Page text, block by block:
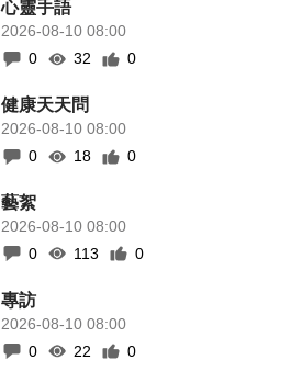
心靈手語
2026-08-10 08:00
0
32 0
健康天天問
2026-08-10 08:00
0
18 0
藝絮
2026-08-10 08:00
0
113 0
專訪
2026-08-10 08:00
0
22 0